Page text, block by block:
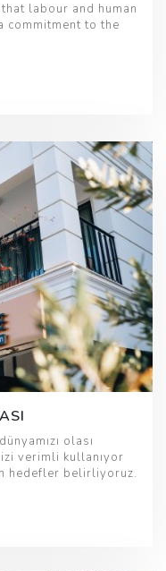
labour and human
commitment to the
olası
verimli kullanıyor
hedefler belirliyoruz.